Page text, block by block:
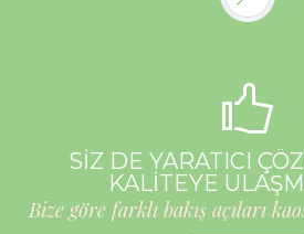
SİZ DE YARATICI
KALİTEYE
Bize göre farklı bakış açıları